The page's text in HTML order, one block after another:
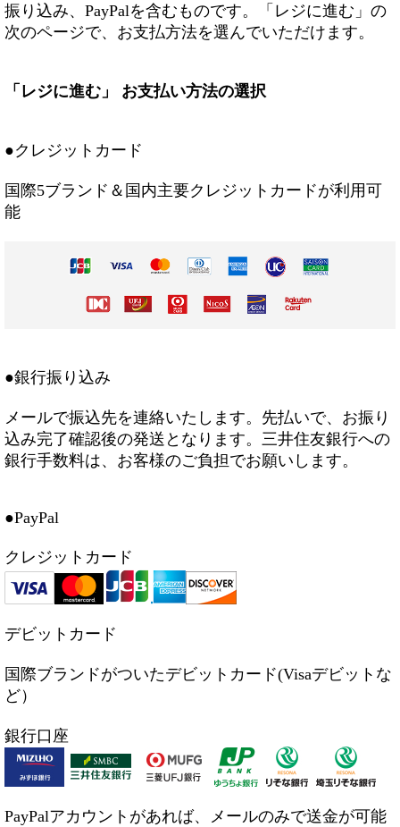
振り込み、PayPalを含むものです。「レジに進む」の
次のページで、お支払方法を選んでいただけます。
「レジに進む」 お支払い方法の選択
●クレジットカード
国際5ブランド＆国内主要クレジットカードが利用可
能
●銀行振り込み
メールで振込先を連絡いたします。先払いで、お振り
込み完了確認後の発送となります。三井住友銀行への
銀行手数料は、お客様のご負担でお願いします。
●PayPal
クレジットカード
デビットカード
国際ブランドがついたデビットカード(Visaデビットな
ど）
銀行口座
PayPalアカウントがあれば、メールのみで送金が可能